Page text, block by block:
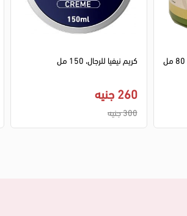
كريم نيفيا للرجال، 150 مل
260 جنيه
300 جنيه